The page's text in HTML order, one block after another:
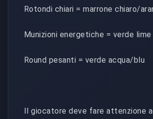
Rotondi chiari = marrone chiaro/
Munizioni energetiche = verde lime
Round pesanti = verde acqua/blu
Il giocatore deve fare attenzione